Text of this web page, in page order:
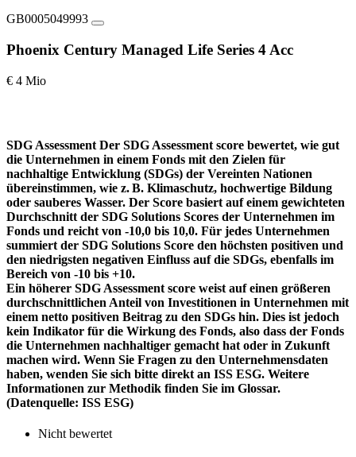
GB0005049993
Phoenix Century Managed Life Series 4 Acc
€ 4 Mio
SDG Assessment Der SDG Assessment score bewertet, wie gut
die Unternehmen in einem Fonds mit den Zielen für
nachhaltige Entwicklung (SDGs) der Vereinten Nationen
übereinstimmen, wie z. B. Klimaschutz, hochwertige Bildung
oder sauberes Wasser. Der Score basiert auf einem gewichteten
Durchschnitt der SDG Solutions Scores der Unternehmen im
Fonds und reicht von -10,0 bis 10,0. Für jedes Unternehmen
summiert der SDG Solutions Score den höchsten positiven und
den niedrigsten negativen Einfluss auf die SDGs, ebenfalls im
Bereich von -10 bis +10.
Ein höherer SDG Assessment score weist auf einen größeren
durchschnittlichen Anteil von Investitionen in Unternehmen mit
einem netto positiven Beitrag zu den SDGs hin. Dies ist jedoch
kein Indikator für die Wirkung des Fonds, also dass der Fonds
die Unternehmen nachhaltiger gemacht hat oder in Zukunft
machen wird. Wenn Sie Fragen zu den Unternehmensdaten
haben, wenden Sie sich bitte direkt an ISS ESG. Weitere
Informationen zur Methodik finden Sie im Glossar.
(Datenquelle: ISS ESG)
Nicht bewertet